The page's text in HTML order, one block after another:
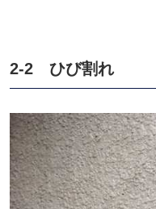
2-2 ひび割れ